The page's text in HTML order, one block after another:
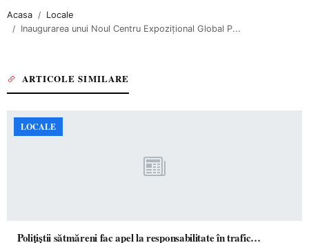
Acasa
Locale
Inaugurarea unui Noul Centru Expozițional Global P...
ARTICOLE SIMILARE
LOCALE
Polițiștii sătmăreni fac apel la responsabilitate în trafic…